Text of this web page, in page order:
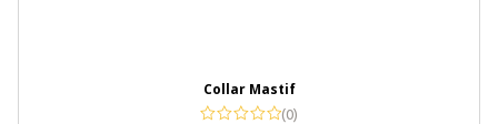
Collar Mastif
(0)